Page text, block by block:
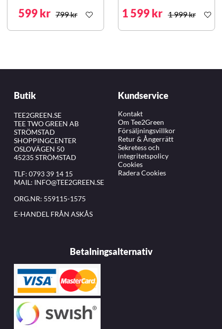
599 kr 799 kr 1 599 kr 1 999 kr
Butik
TEE2GREEN.SE
TEE TWO GREEN AB
STRÖMSTAD
SHOPPINGCENTER
OSLOVÄGEN 50
45235 STRÖMSTAD
TLF: 0793 39 14 15
MAIL: INFO@TEE2GREEN.SE
ORG.NR: 559115-1575
E-HANDEL FRÅN ASKÅS
Kundservice
Kontakt
Om Tee2Green
Försäljningsvillkor
Retur & Ångerrätt
Sekretess och
integritetspolicy
Cookies
Radera Cookies
Betalningsalternativ